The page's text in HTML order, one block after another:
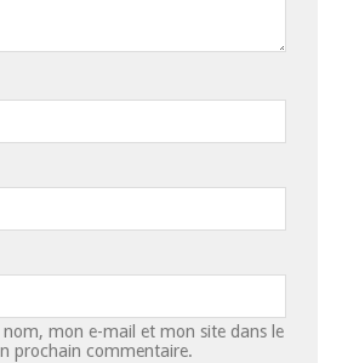
mon e-mail et mon site dans le
prochain commentaire.